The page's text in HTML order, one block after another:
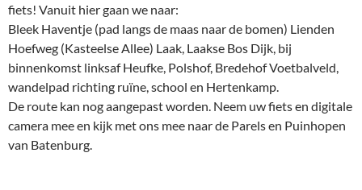
fiets! Vanuit hier gaan we naar:
Bleek Haventje (pad langs de maas naar de bomen) Lienden
Hoefweg (Kasteelse Allee) Laak, Laakse Bos Dijk, bij
binnenkomst linksaf Heufke, Polshof, Bredehof Voetbalveld,
wandelpad richting ruïne, school en Hertenkamp.
De route kan nog aangepast worden. Neem uw fiets en digitale
camera mee en kijk met ons mee naar de Parels en Puinhopen
van Batenburg.